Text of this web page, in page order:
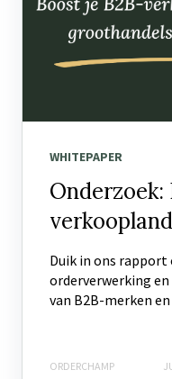
WHITEPAPER
Duik in ons
orderverwerking
van B2B-merken
ORDERCHAMP